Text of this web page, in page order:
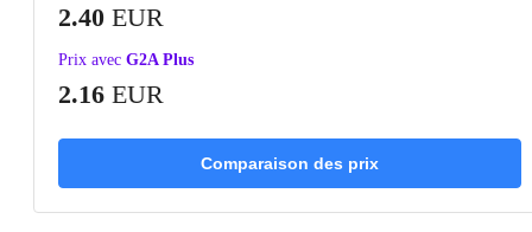
2.40 EUR
Prix avec G2A Plus
2.16 EUR
Comparaison des prix